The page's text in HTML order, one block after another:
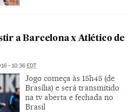
a Barcelona x Atlético de
- 10:36 EDT
Jogo começa às 15h45 (de
Brasília) e será transmitido
na tv aberta e fechada no
Brasil